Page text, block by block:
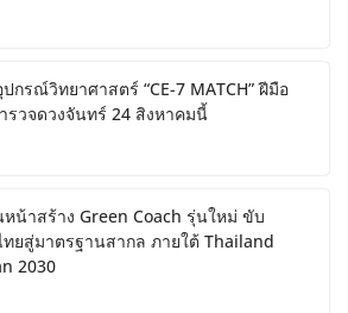
กรณ์วิทยาศาสตร์ “CE-7 MATCH” ฝีมือ
รวจดวงจันทร์ 24 สิงหาคมนี้
หน้าสร้าง Green Coach รุ่นใหม่ ขับ
ทยสู่มาตรฐานสากล ภายใต้ Thailand
2030